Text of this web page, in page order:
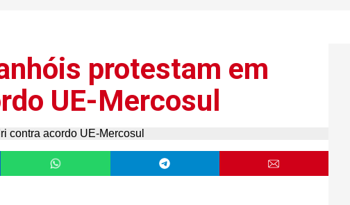
protestam em
UE-Mercosul